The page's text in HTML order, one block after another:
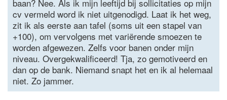
baan? Nee. Als ik mijn leeftijd bij sollicitaties op mijn
cv vermeld word ik niet uitgenodigd. Laat ik het weg,
zit ik als eerste aan tafel (soms uit een stapel van
+100), om vervolgens met variërende smoezen te
worden afgewezen. Zelfs voor banen onder mijn
niveau. Overgekwalificeerd! Tja, zo gemotiveerd en
dan op de bank. Niemand snapt het en ik al helemaal
niet. Zo jammer.